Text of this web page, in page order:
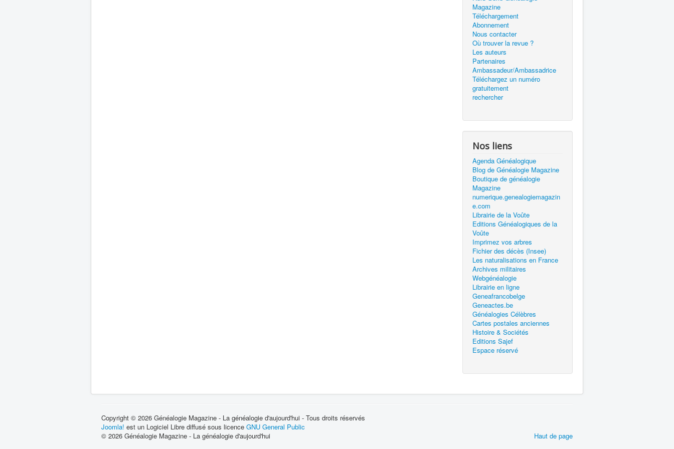
Magazine
Téléchargement
Abonnement
Nous contacter
Où trouver la revue ?
Les auteurs
Partenaires
Ambassadeur/Ambassadrice
Téléchargez un numéro
gratuitement
rechercher
Nos liens
Agenda Généalogique
Blog de Généalogie Magazine
Boutique de généalogie
Magazine
numerique.genealogiemagazin
e.com
Librairie de la Voûte
Editions Généalogiques de la
Voûte
Imprimez vos arbres
Fichier des décès (Insee)
Les naturalisations en France
Archives militaires
Webgénéalogie
Librairie en ligne
Geneafrancobelge
Geneactes.be
Généalogies Célèbres
Cartes postales anciennes
Histoire & Sociétés
Editions Sajef
Espace réservé
Copyright © 2026 Généalogie Magazine - La généalogie d'aujourd'hui - Tous droits réservés
Joomla! est un Logiciel Libre diffusé sous licence GNU General Public
Haut de page
© 2026 Généalogie Magazine - La généalogie d'aujourd'hui